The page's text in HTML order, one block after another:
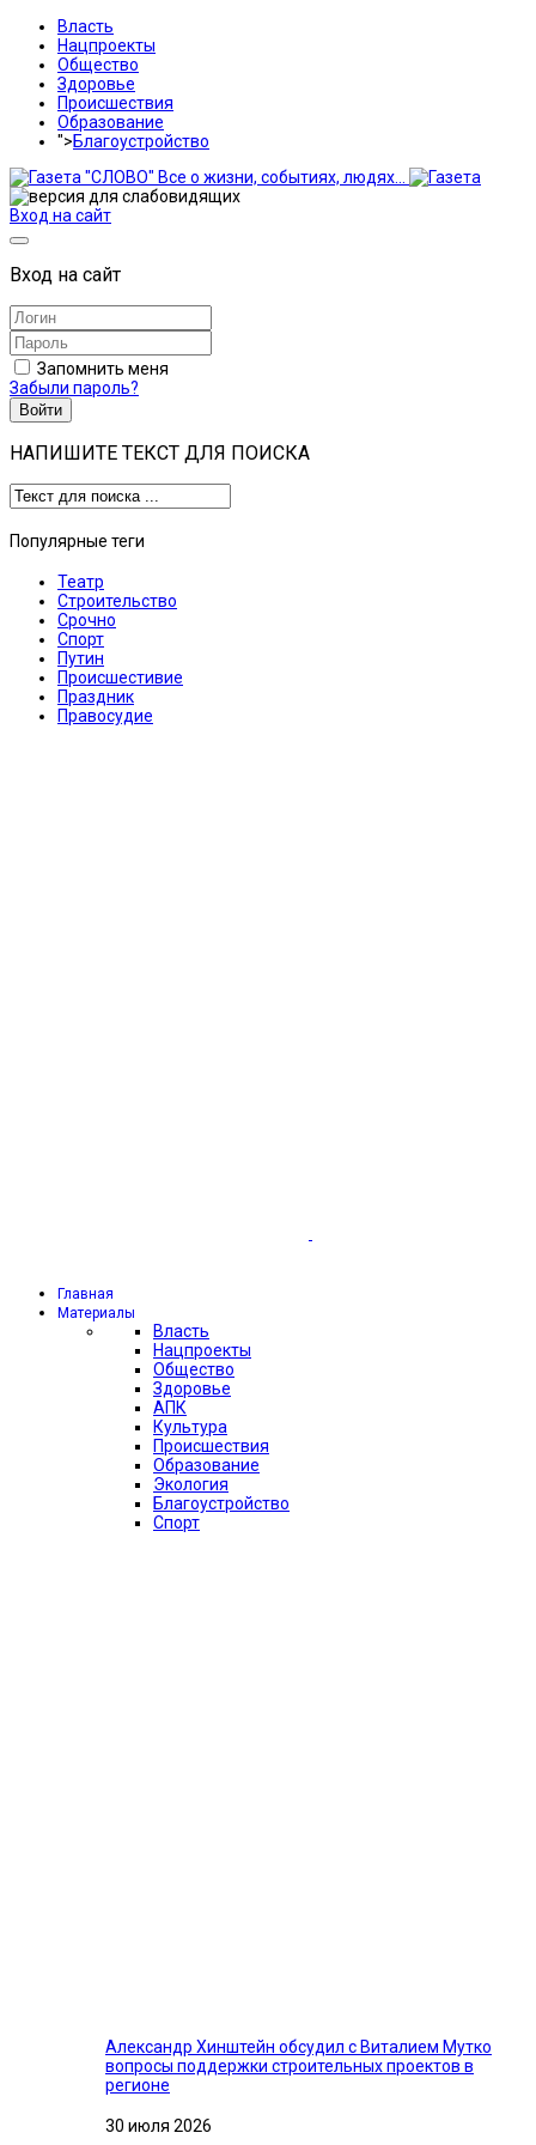
Власть
Нацпроекты
Общество
Здоровье
Происшествия
Образование
">Благоустройство
Вход на сайт
Вход на сайт
Запомнить меня
Забыли пароль?
Войти
НАПИШИТЕ ТЕКСТ ДЛЯ ПОИСКА
Популярные теги
Театр
Строительство
Срочно
Спорт
Путин
Происшестивие
Праздник
Правосудие
Главная
Материалы
Власть
Нацпроекты
Общество
Здоровье
АПК
Культура
Происшествия
Образование
Экология
Благоустройство
Спорт
Александр Хинштейн обсудил с Виталием Мутко
вопросы поддержки строительных проектов в
регионе
30 июля 2026